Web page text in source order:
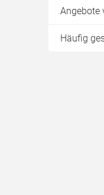
Angebote
Häufig